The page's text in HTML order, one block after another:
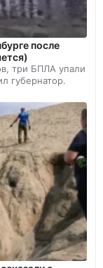
после
три БПЛА упали
губернатор.